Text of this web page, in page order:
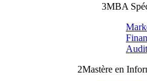
3MBA
2Mastère en